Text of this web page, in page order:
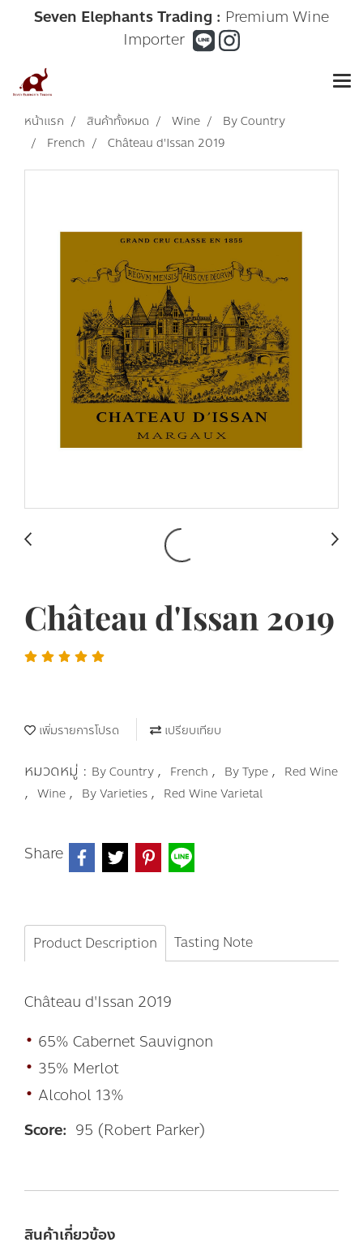
Seven Elephants Trading : Premium Wine
Importer
หน้าแรก สินค้าทั้งหมด Wine
By Country
French
Château d'Issan 2019
Château d'Issan 2019
เพิ่มรายการโปรด เปรียบเทียบ
หมวดหมู่ : By Country , French , By Type , Red Wine
, Wine , By Varieties , Red Wine Varietal
Share
Product Description Tasting Note
Château d'Issan 2019
• 65% Cabernet Sauvignon
• 35% Merlot
• Alcohol 13%
Score: 95 (Robert Parker)
สินค้าเกี่ยวข้อง